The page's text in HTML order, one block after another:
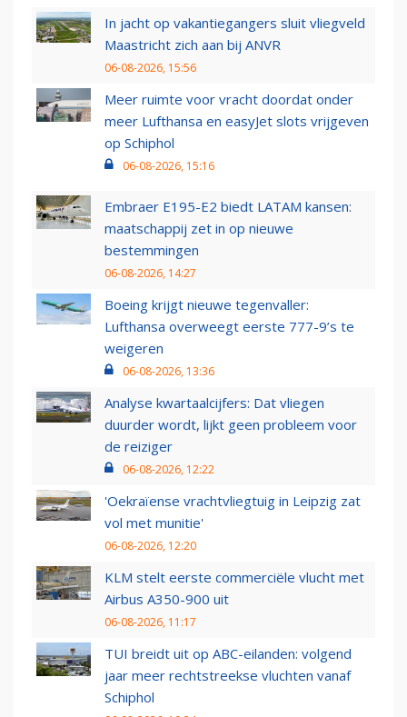
In jacht op vakantiegangers sluit vliegveld
Maastricht zich aan bij ANVR
06-08-2026, 15:56
Meer ruimte voor vracht doordat onder
meer Lufthansa en easyJet slots vrijgeven
op Schiphol
06-08-2026, 15:16
Embraer E195-E2 biedt LATAM kansen:
maatschappij zet in op nieuwe
bestemmingen
06-08-2026, 14:27
Boeing krijgt nieuwe tegenvaller:
Lufthansa overweegt eerste 777-9’s te
weigeren
06-08-2026, 13:36
Analyse kwartaalcijfers: Dat vliegen
duurder wordt, lijkt geen probleem voor
de reiziger
06-08-2026, 12:22
'Oekraïense vrachtvliegtuig in Leipzig zat
vol met munitie'
06-08-2026, 12:20
KLM stelt eerste commerciële vlucht met
Airbus A350-900 uit
06-08-2026, 11:17
TUI breidt uit op ABC-eilanden: volgend
jaar meer rechtstreekse vluchten vanaf
Schiphol